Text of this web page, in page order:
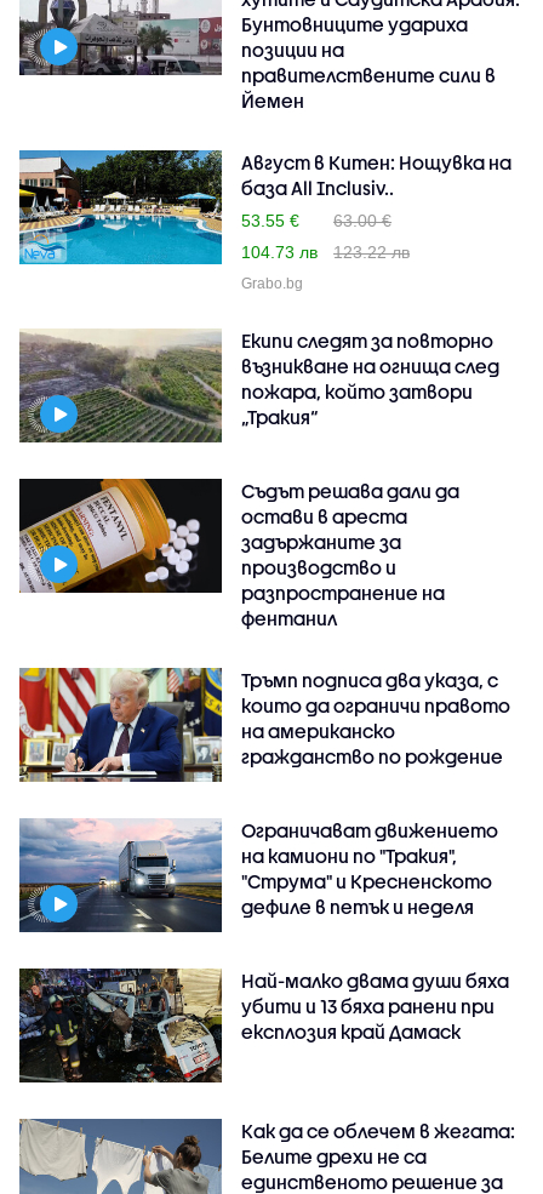
Бунтовниците удариха
позиции на
правителствените сили в
Йемен
Август в Китен: Нощувка на
база All Inclusiv..
53.55 €
63.00 €
104.73 лв
123.22 лв
Grabo.bg
Екипи следят за повторно
възникване на огнища след
пожара, който затвори
„Тракия“
Съдът решава дали да
остави в ареста
задържаните за
производство и
разпространение на
фентанил
Тръмп подписа два указа, с
които да ограничи правото
на американско
гражданство по рождение
Ограничават движението
на камиони по "Тракия",
"Струма" и Кресненското
дефиле в петък и неделя
Най-малко двама души бяха
убити и 13 бяха ранени при
експлозия край Дамаск
Как да се облечем в жегата:
Белите дрехи не са
единственото решение за